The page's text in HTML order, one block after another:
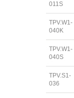
011S
TPV.W1-
040K
TPV.W1-
040S
TPV.S1-
036